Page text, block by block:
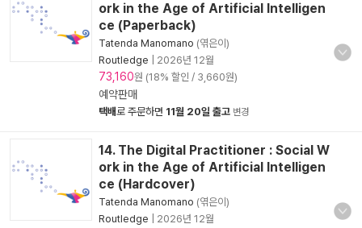
ork in the Age of Artificial Intelligen
ce (Paperback)
Tatenda Manomano (엮은이)
Routledge
2026년 12월
73,160원 (18% 할인 / 3,660원)
예약판매
택배로 주문하면 11월 20일 출고 변경
14. The Digital Practitioner : Social W
ork in the Age of Artificial Intelligen
ce (Hardcover)
Tatenda Manomano (엮은이)
Routledge
2026년 12월